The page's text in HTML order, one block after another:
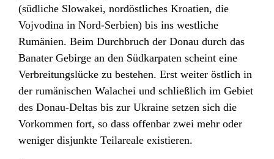
(südliche Slowakei, nordöstliches Kroatien, die
Vojvodina in Nord-Serbien) bis ins westliche
Rumänien. Beim Durchbruch der Donau durch das
Banater Gebirge an den Südkarpaten scheint eine
Verbreitungslücke zu bestehen. Erst weiter östlich in
der rumänischen Walachei und schließlich im Gebiet
des Donau-Deltas bis zur Ukraine setzen sich die
Vorkommen fort, so dass offenbar zwei mehr oder
weniger disjunkte Teilareale existieren.